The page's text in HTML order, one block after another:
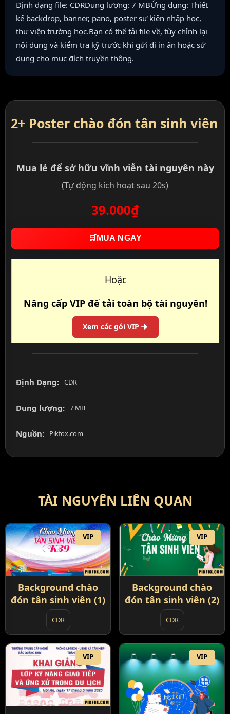
Định dạng file: CDRDung lượng: 7 MBỨng dụng: Thiết
kế backdrop, banner, pano, poster sự kiện nhập học,
thư viện trường học.Bạn có thể tải file về, tùy chỉnh lại
nội dung và kiểm tra kỹ trước khi gửi đi in ấn hoặc sử
dụng cho mục đích truyền thông.
2+ Poster chào đón tân sinh viên
Mua lẻ để sở hữu vĩnh viễn tài nguyên này
(Tự động kích hoạt sau 20s)
39.000₫
🛒 MUA NGAY
Hoặc
Nâng cấp VIP để tải toàn bộ tài nguyên!
Xem các gói VIP
Định Dạng: CDR
Dung lượng: 7 MB
Nguồn: Pikfox.com
TÀI NGUYÊN LIÊN QUAN
VIP
Background chào
đón tân sinh viên (1)
CDR
VIP
Background chào
đón tân sinh viên (2)
CDR
VIP VIP